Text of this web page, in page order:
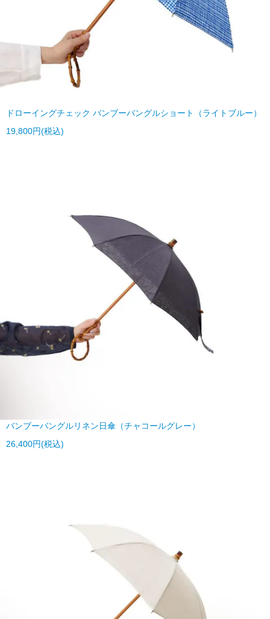
ドローイングチェック バンブーバングルショート（ライトブルー）
19,800円(税込)
バンブーバングルリネン日傘（チャコールグレー）
26,400円(税込)